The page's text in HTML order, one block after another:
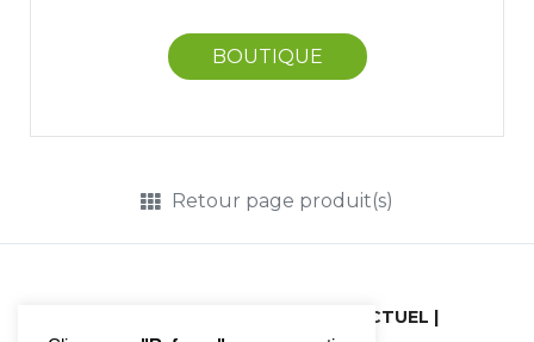
BOUTIQUE
Retour page produit(s)
N°25 TONIQUE INTELLECTUEL |